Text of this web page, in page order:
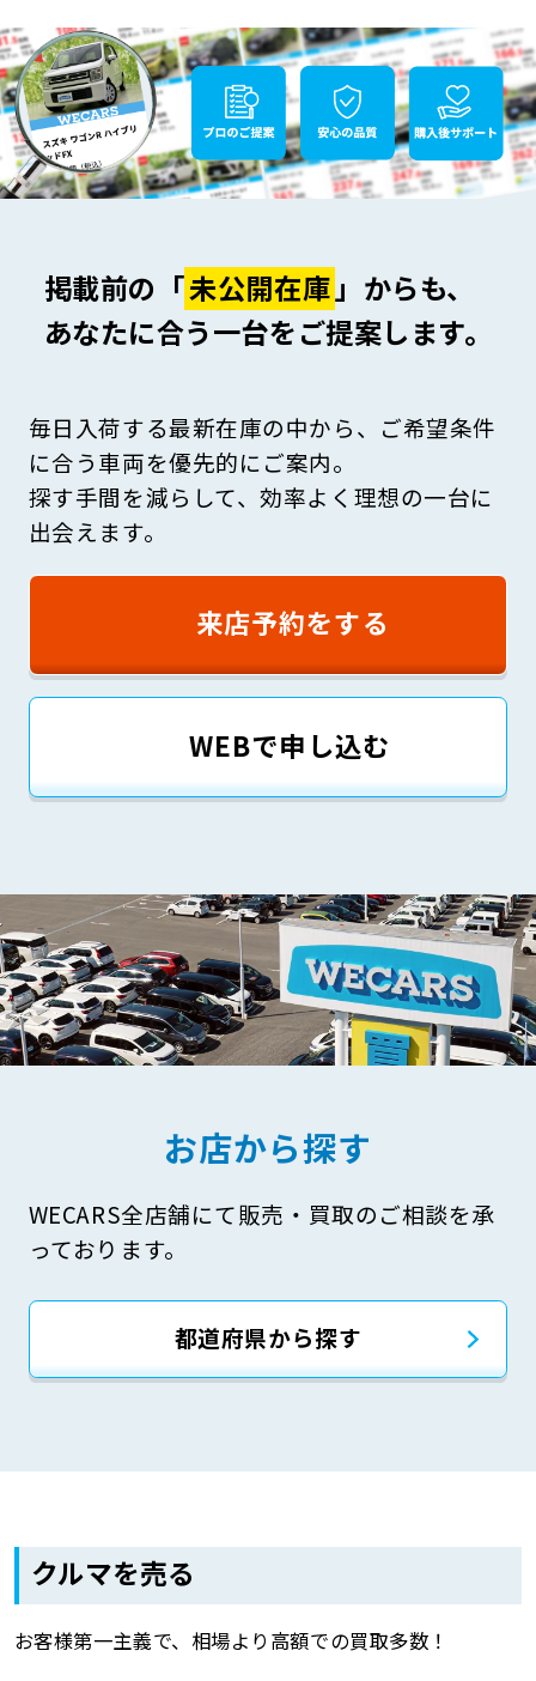
掲載前の「未公開在庫」からも、
あなたに合う一台をご提案します。
毎日入荷する最新在庫の中から、ご希望条件
に合う車両を優先的にご案内。
探す手間を減らして、効率よく理想の一台に
出会えます。
来店予約をする
WEBで申し込む
お店から探す
WECARS全店舗にて販売・買取のご相談を承
っております。
都道府県から探す
クルマを売る
お客様第一主義で、相場より高額での買取多数！